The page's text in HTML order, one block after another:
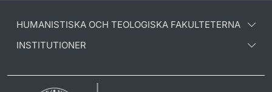
HUMANISTISKA OCH TEOLOGISKA FAKULTETERNA
INSTITUTIONER